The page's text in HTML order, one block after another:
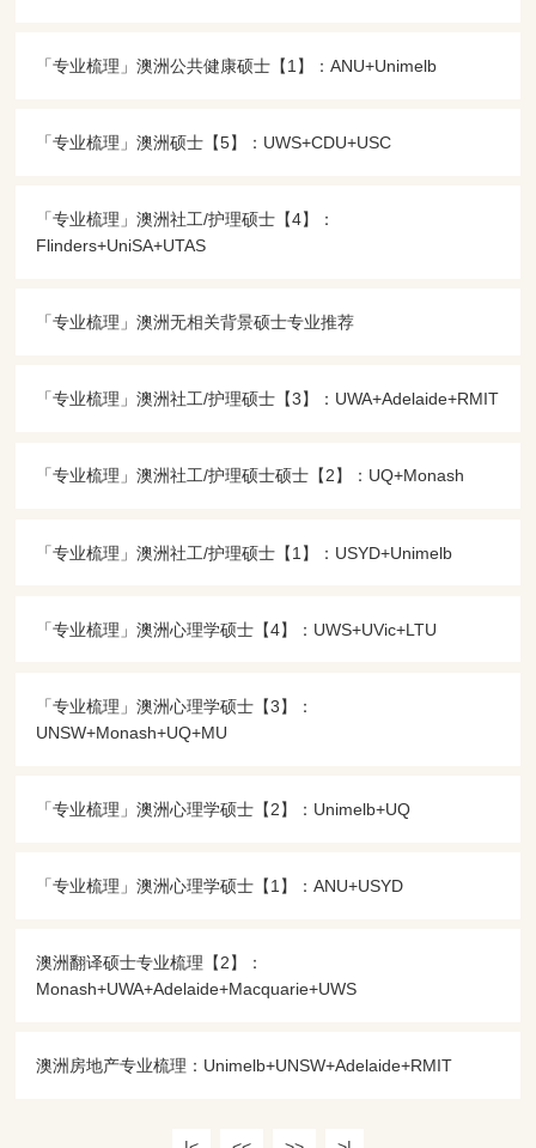
「专业梳理」澳洲公共健康硕士【1】：ANU+Unimelb
「专业梳理」澳洲硕士【5】：UWS+CDU+USC
「专业梳理」澳洲社工/护理硕士【4】：
Flinders+UniSA+UTAS
「专业梳理」澳洲无相关背景硕士专业推荐
「专业梳理」澳洲社工/护理硕士【3】：UWA+Adelaide+RMIT
「专业梳理」澳洲社工/护理硕士硕士【2】：UQ+Monash
「专业梳理」澳洲社工/护理硕士【1】：USYD+Unimelb
「专业梳理」澳洲心理学硕士【4】：UWS​+UVic+LTU
「专业梳理」澳洲心理学硕士【3】：
UNSW+Monash+UQ+MU
「专业梳理」澳洲心理学硕士【2】：Unimelb+UQ
「专业梳理」澳洲心理学硕士【1】：ANU+USYD
澳洲翻译硕士专业梳理【2】：
Monash+UWA+Adelaide+Macquarie+UWS
澳洲房地产专业梳理：Unimelb+UNSW+Adelaide+RMIT